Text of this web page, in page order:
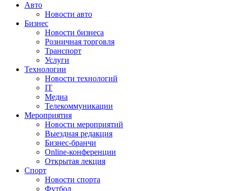
Авто
Новости авто
Бизнес
Новости бизнеса
Розничная торговля
Транспорт
Услуги
Технологии
Новости технологий
IT
Медиа
Телекоммуникации
Мероприятия
Новости мероприятий
Выездная редакция
Бизнес-бранчи
Online-конференции
Открытая лекция
Спорт
Новости спорта
Футбол